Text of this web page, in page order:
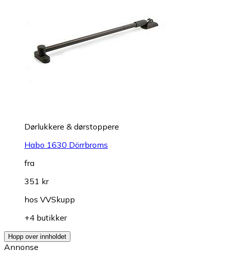
Dørlukkere & dørstoppere
Habo 1630 Dörrbroms
fra
351 kr
hos VVSkupp
+4 butikker
Hopp over innholdet
Annonse